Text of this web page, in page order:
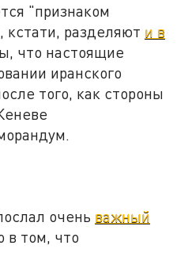
"признаком
разделяют и в
что настоящие
иранского
того, как стороны
очень важный
в том, что